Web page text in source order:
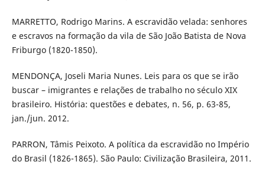
MARRETTO, Rodrigo Marins. A escravidão velada: senhores
e escravos na formação da vila de São João Batista de Nova
Friburgo (1820-1850).
MENDONÇA, Joseli Maria Nunes. Leis para os que se irão
buscar – imigrantes e relações de trabalho no século XIX
brasileiro. História: questões e debates, n. 56, p. 63-85,
jan./jun. 2012.
PARRON, Tâmis Peixoto. A política da escravidão no Império
do Brasil (1826-1865). São Paulo: Civilização Brasileira, 2011.